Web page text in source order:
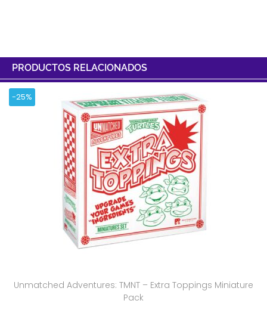
PRODUCTOS RELACIONADOS
-25%
Unmatched Adventures: TMNT – Extra Toppings Miniature
Pack